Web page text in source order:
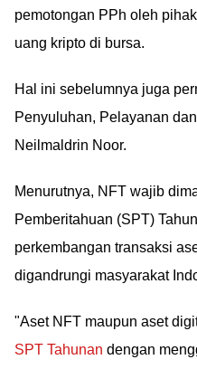
pemotongan PPh oleh
uang kripto di bursa.
Hal ini sebelumnya juga
Penyuluhan, Pelayanan
Neilmaldrin Noor.
Menurutnya, NFT wajib
Pemberitahuan (SPT)
perkembangan transaksi
digandrungi masyarakat
"Aset NFT maupun aset
SPT Tahunan dengan